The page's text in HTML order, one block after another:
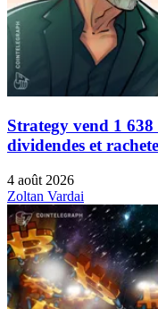
Strategy vend 1
dividendes et
4 août 2026
Zoltan Vardai